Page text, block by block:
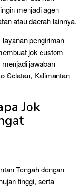
menjadi agen
atau daerah lainnya.
pengiriman
jok custom
jawaban
Selatan, Kalimantan
Jok
Tengah dengan
tinggi, serta